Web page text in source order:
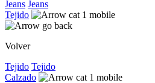
Jeans Jeans
Tejido
Volver
Tejido Tejido
Calzado